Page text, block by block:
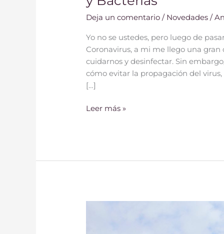
Deja un comentario / Novedades /
Yo no se ustedes, pero luego de
Coronavirus, a mi me llego una
cuidarnos y desinfectar. Sin
cómo evitar la propagación del
[…]
Leer más »